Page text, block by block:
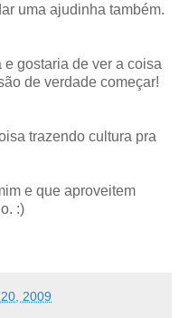
uma ajudinha também.
gostaria de ver a coisa
de verdade começar!
trazendo cultura pra
e que aproveitem
:)
2009